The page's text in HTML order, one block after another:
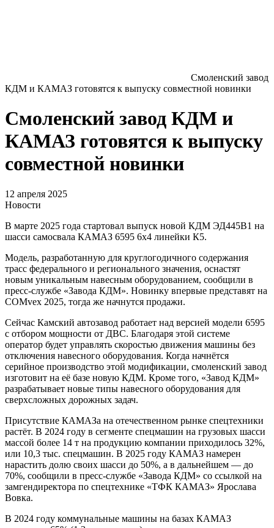
Смоленский завод
КДМ и КАМАЗ готовятся к выпуску совместной новинки
Смоленский завод КДМ и
КАМАЗ готовятся к выпуску
совместной новинки
12 апреля 2025
Новости
В марте 2025 года стартовал выпуск новой КДМ ЭД445В1 на
шасси самосвала КАМАЗ 6595 6х4 линейки К5.
Модель, разработанную для круглогодичного содержания
трасс федерального и регионального значения, оснастят
новым уникальным навесным оборудованием, сообщили в
пресс-службе «Завода КДМ». Новинку впервые представят на
COMvex 2025, тогда же начнутся продажи.
Сейчас Камский автозавод работает над версией модели 6595
с отбором мощности от ДВС. Благодаря этой системе
оператор будет управлять скоростью движения машины без
отключения навесного оборудования. Когда начнётся
серийное производство этой модификации, смоленский завод
изготовит на её базе новую КДМ. Кроме того, «Завод КДМ»
разрабатывает новые типы навесного оборудования для
сверхсложных дорожных задач.
Присутствие КАМАЗа на отечественном рынке спецтехники
растёт. В 2024 году в сегменте спецмашин на грузовых шасси
массой более 14 т на продукцию компании приходилось 32%,
или 10,3 тыс. спецмашин. В 2025 году КАМАЗ намерен
нарастить долю своих шасси до 50%, а в дальнейшем — до
70%, сообщили в пресс-службе «Завода КДМ» со ссылкой на
замгендиректора по спецтехнике «ТФК КАМАЗ» Ярослава
Вовка.
В 2024 году коммунальные машины на базах КАМАЗ